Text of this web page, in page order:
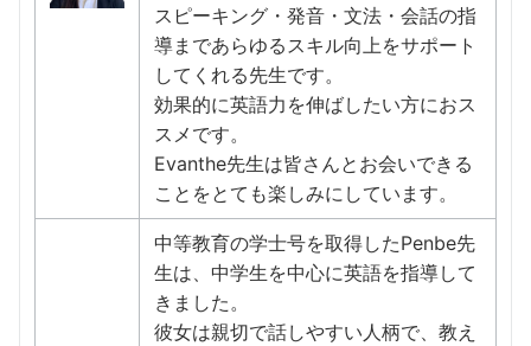
スピーキング・発音・文法・会話の指
導まであらゆるスキル向上をサポート
してくれる先生です。
効果的に英語力を伸ばしたい方におス
スメです。
Evanthe先生は皆さんとお会いできる
ことをとても楽しみにしています。
中等教育の学士号を取得したPenbe先
生は、中学生を中心に英語を指導して
きました。
彼女は親切で話しやすい人柄で、教え